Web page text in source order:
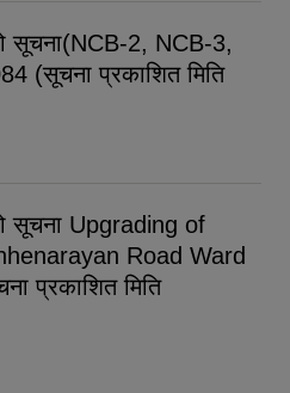
सूचना(NCB-2, NCB-3,
(सूचना प्रकाशित मिति
सूचना Upgrading of
Road Ward
प्रकाशित मिति